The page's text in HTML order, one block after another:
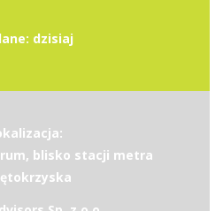
dzisiaj
blisko stacji metra